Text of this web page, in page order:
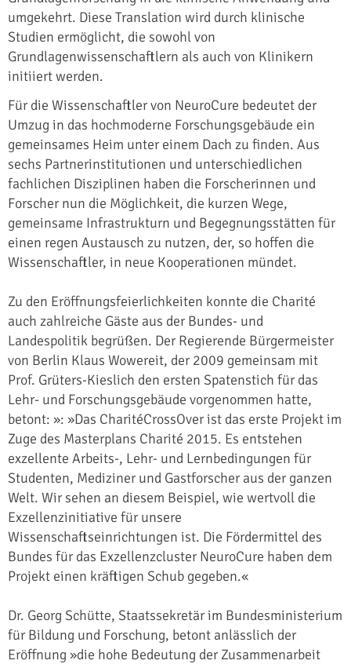
umgekehrt. Diese Translation wird durch klinische
Studien ermöglicht, die sowohl von
Grundlagenwissenschaftlern als auch von Klinikern
initiiert werden.
Für die Wissenschaftler von NeuroCure bedeutet der
Umzug in das hochmoderne Forschungsgebäude ein
gemeinsames Heim unter einem Dach zu finden. Aus
sechs Partnerinstitutionen und unterschiedlichen
fachlichen Disziplinen haben die Forscherinnen und
Forscher nun die Möglichkeit, die kurzen Wege,
gemeinsame Infrastrukturn und Begegnungsstätten für
einen regen Austausch zu nutzen, der, so hoffen die
Wissenschaftler, in neue Kooperationen mündet.
Zu den Eröffnungsfeierlichkeiten konnte die Charité
auch zahlreiche Gäste aus der Bundes- und
Landespolitik begrüßen. Der Regierende Bürgermeister
von Berlin Klaus Wowereit, der 2009 gemeinsam mit
Prof. Grüters-Kieslich den ersten Spatenstich für das
Lehr- und Forschungsgebäude vorgenommen hatte,
betont: »: »Das CharitéCrossOver ist das erste Projekt im
Zuge des Masterplans Charité 2015. Es entstehen
exzellente Arbeits-, Lehr- und Lernbedingungen für
Studenten, Mediziner und Gastforscher aus der ganzen
Welt. Wir sehen an diesem Beispiel, wie wertvoll die
Exzellenzinitiative für unsere
Wissenschaftseinrichtungen ist. Die Fördermittel des
Bundes für das Exzellenzcluster NeuroCure haben dem
Projekt einen kräftigen Schub gegeben.«
Dr. Georg Schütte, Staatssekretär im Bundesministerium
für Bildung und Forschung, betont anlässlich der
Eröffnung »die hohe Bedeutung der Zusammenarbeit